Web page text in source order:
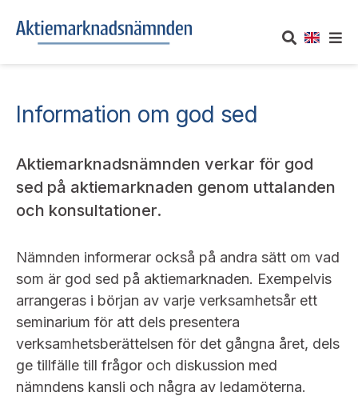
Vårt uppdrag
Informationsgivning
Arbetssätt och jävsfrågor
Stadgar
Arbetsordning
Ledamöter
Om nämndens uttalanden
Uttalanden sorterade efter publiceringsdatum
Samtliga uttalanden sorterade årsvis
Uttalanden sorterade ämnesvis
Sök uttalanden
TAKEOVER-REGLER
Nyheter och pressmeddelanden
Prenumerera
Bildarkiv
KONTAKT
Kontakt angående ansökningar och uttalanden
Kontakt administrativa ärenden
Information om god sed
Aktiemarknadsnämnden verkar för god
sed på aktiemarknaden genom uttalanden
och konsultationer.
Nämnden informerar också på andra sätt om vad
som är god sed på aktiemarknaden. Exempelvis
arrangeras i början av varje verksamhetsår ett
seminarium för att dels presentera
verksamhetsberättelsen för det gångna året, dels
ge tillfälle till frågor och diskussion med
nämndens kansli och några av ledamöterna.